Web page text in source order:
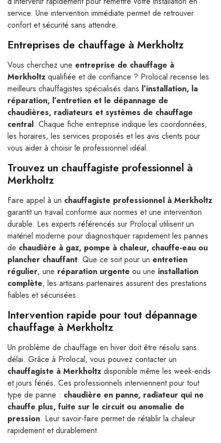
service. Une intervention immédiate permet de retrouver
confort et sécurité sans attendre.
Entreprises de chauffage à Merkholtz
Vous cherchez une entreprise de chauffage à
Merkholtz qualifiée et de confiance ? Prolocal recense les
meilleurs chauffagistes spécialisés dans l’installation, la
réparation, l’entretien et le dépannage de
chaudières, radiateurs et systèmes de chauffage
central. Chaque fiche entreprise indique les coordonnées,
les horaires, les services proposés et les avis clients pour
vous aider à choisir le professionnel idéal.
Trouvez un chauffagiste professionnel à
Merkholtz
Faire appel à un chauffagiste professionnel à Merkholtz
garantit un travail conforme aux normes et une intervention
durable. Les experts référencés sur Prolocal utilisent un
matériel moderne pour diagnostiquer rapidement les pannes
de chaudière à gaz, pompe à chaleur, chauffe-eau ou
plancher chauffant. Que ce soit pour un entretien
régulier, une réparation urgente ou une installation
complète, les artisans partenaires assurent des prestations
fiables et sécurisées.
Intervention rapide pour tout dépannage
chauffage à Merkholtz
Un problème de chauffage en hiver doit être résolu sans
délai. Grâce à Prolocal, vous pouvez contacter un
chauffagiste à Merkholtz disponible même les week-ends
et jours fériés. Ces professionnels interviennent pour tout
type de panne : chaudière en panne, radiateur qui ne
chauffe plus, fuite sur le circuit ou anomalie de
pression. Leur savoir-faire permet de rétablir la chaleur
rapidement et durablement.